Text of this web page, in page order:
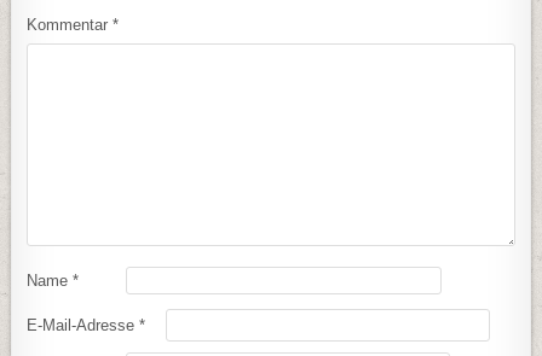
Kommentar*
Name*
E-Mail-Adresse*